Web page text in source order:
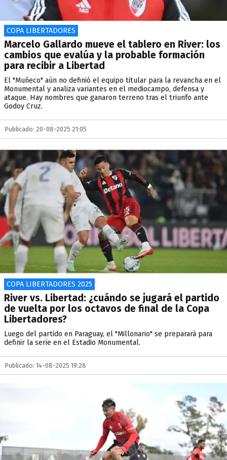
COPA LIBERTADORES
Marcelo Gallardo mueve el tablero en River: los
cambios que evalúa y la probable formación
para recibir a Libertad
El "Muñeco" aún no definió el equipo titular para la revancha en el
Monumental y analiza variantes en el mediocampo, defensa y
ataque. Hay nombres que ganaron terreno tras el triunfo ante
Godoy Cruz.
Publicado: 20-08-2025 21:05
COPA LIBERTADORES 2025
River vs. Libertad: ¿cuándo se jugará el partido
de vuelta por los octavos de final de la Copa
Libertadores?
Luego del partido en Paraguay, el "Millonario" se preparará para
definir la serie en el Estadio Monumental.
Publicado: 14-08-2025 19:28